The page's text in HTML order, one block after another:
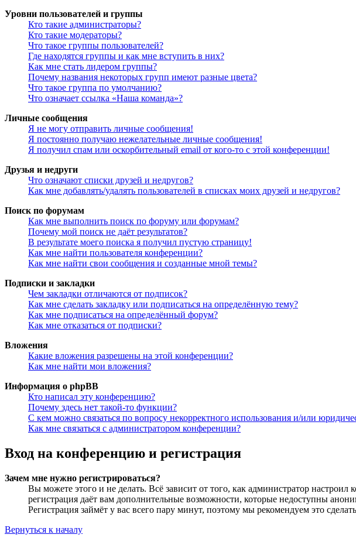
Уровни пользователей и группы
Кто такие администраторы?
Кто такие модераторы?
Что такое группы пользователей?
Где находятся группы и как мне вступить в них?
Как мне стать лидером группы?
Почему названия некоторых групп имеют разные цвета?
Что такое группа по умолчанию?
Что означает ссылка «Наша команда»?
Личные сообщения
Я не могу отправить личные сообщения!
Я постоянно получаю нежелательные личные сообщения!
Я получил спам или оскорбительный email от кого-то с этой конференции!
Друзья и недруги
Что означают списки друзей и недругов?
Как мне добавлять/удалять пользователей в списках моих друзей и недругов?
Поиск по форумам
Как мне выполнить поиск по форуму или форумам?
Почему мой поиск не даёт результатов?
В результате моего поиска я получил пустую страницу!
Как мне найти пользователя конференции?
Как мне найти свои сообщения и созданные мной темы?
Подписки и закладки
Чем закладки отличаются от подписок?
Как мне сделать закладку или подписаться на определённую тему?
Как мне подписаться на определённый форум?
Как мне отказаться от подписки?
Вложения
Какие вложения разрешены на этой конференции?
Как мне найти мои вложения?
Информация о phpBB
Кто написал эту конференцию?
Почему здесь нет такой-то функции?
С кем можно связаться по вопросу некорректного использования и/или
Как мне связаться с администратором конференции?
Вход на конференцию и регистрация
Зачем мне нужно регистрироваться?
Вы можете этого и не делать. Всё зависит от того, как администратор
регистрация даёт вам дополнительные возможности, которые недоступны
Регистрация займёт у вас всего пару минут, поэтому мы рекомендуем это
Вернуться к началу